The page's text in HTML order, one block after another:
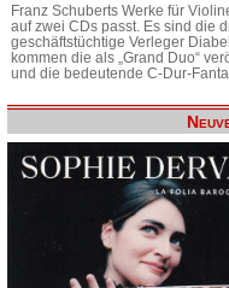
Franz Schuberts Werke für
auf zwei CDs passt. Es sind die
geschäftstüchtige Verleger
kommen die als „Grand Duo“
und die bedeutende C-Dur-